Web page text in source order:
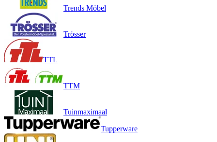
Trends Möbel
Trösser
TTL
TTM
Tuinmaximaal
Tupperware